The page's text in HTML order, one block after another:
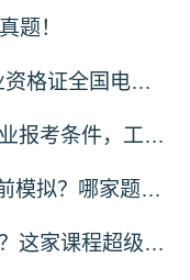
题！
预测！2026 上半年银行从业资格证全国电子证书什么时候开通下载？
26年初中级银行从业银行从业报考条件，工作年限有没有要求？
为什么银行从业备考必须考前模拟？哪家题库可机考模拟呢？
26银行从业备考网课怎么选？这家课程超级适合零基础！